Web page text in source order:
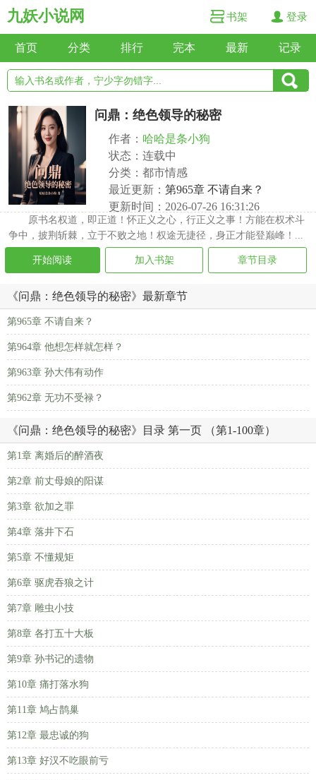
九妖小说网 书架 登录
首页 分类 排行 完本 最新 记录
问鼎：绝色领导的秘密
作者： 哈哈是条小狗
状态：连载中
分类：都市情感
最近更新： 第965章 不请自来？
更新时间：2026-07-26 16:31:26
原书名权道，即正道！怀正义之心，行正义之事！方能在权术斗
争中，披荆斩棘，立于不败之地！权途无捷径，身正才能登巅峰！...
开始阅读 加入书架 章节目录
《问鼎：绝色领导的秘密》最新章节
第965章 不请自来？
第964章 他想怎样就怎样？
第963章 孙大伟有动作
第962章 无功不受禄？
《问鼎：绝色领导的秘密》目录 第一页 （第1-100章）
第1章 离婚后的醉酒夜
第2章 前丈母娘的阳谋
第3章 欲加之罪
第4章 落井下石
第5章 不懂规矩
第6章 驱虎吞狼之计
第7章 雕虫小技
第8章 各打五十大板
第9章 孙书记的遗物
第10章 痛打落水狗
第11章 鸠占鹊巢
第12章 最忠诚的狗
第13章 好汉不吃眼前亏